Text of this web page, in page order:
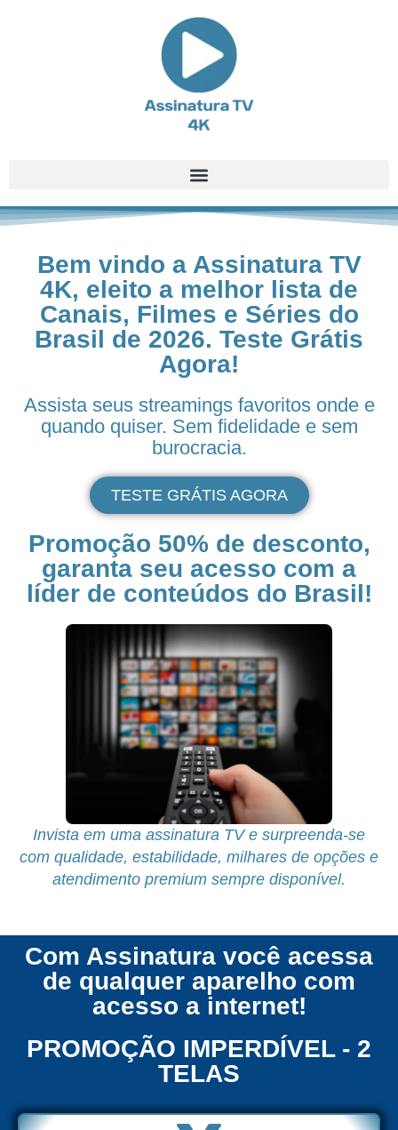
Bem vindo a Assinatura TV
4K, eleito a melhor lista de
Canais, Filmes e Séries do
Brasil de 2026. Teste Grátis
Agora!
Assista seus streamings favoritos onde e
quando quiser. Sem fidelidade e sem
burocracia.
TESTE GRÁTIS AGORA
Promoção 50% de desconto,
garanta seu acesso com a
líder de conteúdos do Brasil!
Invista em uma assinatura TV e surpreenda-se
com qualidade, estabilidade, milhares de opções e
atendimento premium sempre disponível.
Com Assinatura você acessa
de qualquer aparelho com
acesso a internet!
PROMOÇÃO IMPERDÍVEL - 2
TELAS